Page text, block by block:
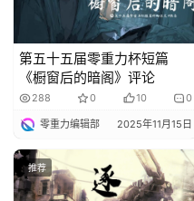
第五十五届零重力杯短篇
《橱窗后的暗阁》评论
288 0 10 0
零重力编辑部 2025年11月15日
推荐